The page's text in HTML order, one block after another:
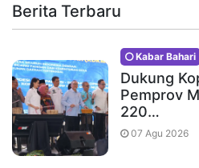
Berita Terbaru
Kabar Bahari
Dukung
Pemprov
220…
07 Agu 2026